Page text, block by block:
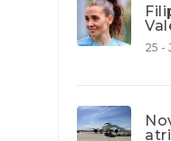
25 -